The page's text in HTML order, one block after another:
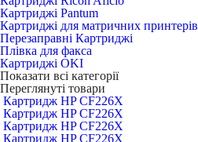
Картриджі Pantum
Картриджі для матричних принтерів
Перезаправні Картриджі
Плівка для факса
Картриджі OKI
Показати всі категорії
Переглянуті товари
Картридж HP CF226X
Картридж HP CF226X
Картридж HP CF226X
Картридж HP CF226X